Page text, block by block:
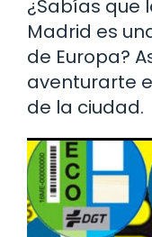
¿Sabías que
Madrid es
de Europa?
aventurarte
de la ciudad.